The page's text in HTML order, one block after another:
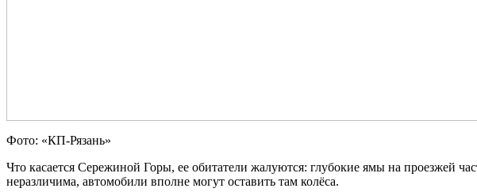
Фото: «КП-Рязань»
Что касается Сережиной Горы, ее обитатели жалуются: глубокие ямы на проезжей
неразличима, автомобили вполне могут оставить там колёса.